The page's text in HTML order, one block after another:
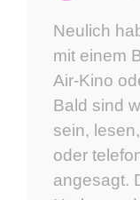
Neulich
mit einem
Air-Kino
Bald sind
sein,
oder
angesagt.